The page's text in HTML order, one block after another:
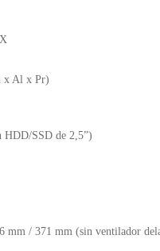
x Al x Pr)
HDD/SSD de 2,5”)
mm / 371 mm (sin ventilador